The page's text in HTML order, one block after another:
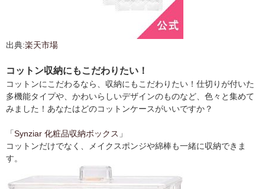
出典:楽天市場
コットン収納にもこだわりたい！
コットンにこだわるなら、収納にもこだわりたい！仕切りが付いた
多機能タイプや、かわいらしいデザインのものなど、色々と集めて
みました！あなたはどのコットンケースがいいですか？
「Synziar 化粧品収納ボックス 」
コットンだけでなく、メイクスポンジや綿棒も一緒に収納できま
す。